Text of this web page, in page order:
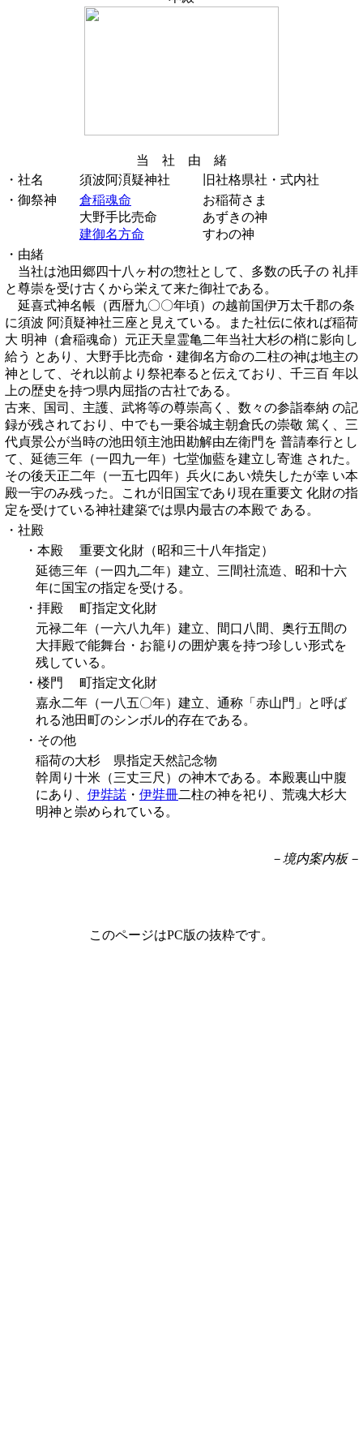
当 社 由 緒
・社名
須波阿湏疑神社
旧社格県社・式内社
・御祭神
倉稲魂命
大野手比売命
建御名方命
お稲荷さま
あずきの神
すわの神
・由緒
当社は池田郷四十八ヶ村の惣社として、多数の氏子の 礼拝
と尊崇を受け古くから栄えて来た御社である。
延喜式神名帳（西暦九〇〇年頃）の越前国伊万太千郡の条
に須波 阿湏疑神社三座と見えている。また社伝に依れば稲荷
大 明神（倉稲魂命）元正天皇霊亀二年当社大杉の梢に影向し
給う とあり、大野手比売命・建御名方命の二柱の神は地主の
神として、それ以前より祭祀奉ると伝えており、千三百 年以
上の歴史を持つ県内屈指の古社である。
古来、国司、主護、武将等の尊崇高く、数々の参詣奉納 の記
録が残されており、中でも一乗谷城主朝倉氏の崇敬 篤く、三
代貞景公が当時の池田領主池田勘解由左衛門を 普請奉行とし
て、延徳三年（一四九一年）七堂伽藍を建立し寄進 された。
その後天正二年（一五七四年）兵火にあい焼失したが幸 い本
殿一宇のみ残った。これが旧国宝であり現在重要文 化財の指
定を受けている神社建築では県内最古の本殿で ある。
・社殿
・本殿
重要文化財（昭和三十八年指定）
延徳三年（一四九二年）建立、三間社流造、昭和十六
年に国宝の指定を受ける。
・拝殿
町指定文化財
元禄二年（一六八九年）建立、間口八間、奥行五間の
大拝殿で能舞台・お籠りの囲炉裏を持つ珍しい形式を
残している。
・楼門
町指定文化財
嘉永二年（一八五〇年）建立、通称「赤山門」と呼ば
れる池田町のシンボル的存在である。
・その他
稲荷の大杉 県指定天然記念物
幹周り十米（三丈三尺）の神木である。本殿裏山中腹
にあり、 伊弉諾 ・ 伊弉冊二柱の神を祀り、荒魂大杉大
明神と崇められている。
－境内案内板－
このページはPC版の抜粋です。